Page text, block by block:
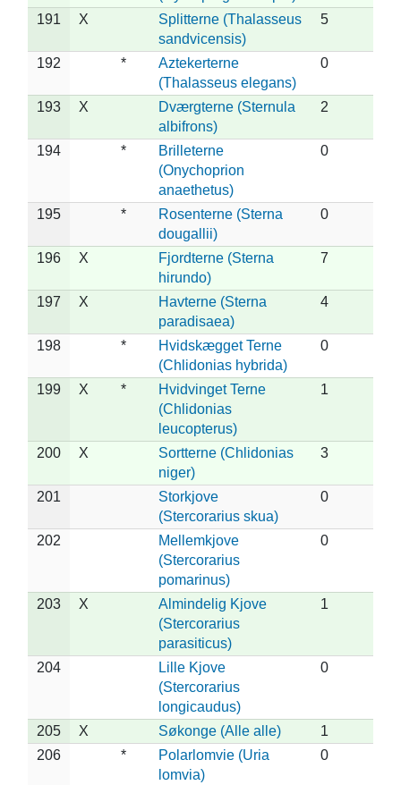
191
X
Splitterne (Thalasseus
sandvicensis)
5
192 *
Aztekerterne
(Thalasseus elegans)
0
193 X
Dværgterne (Sternula
albifrons)
2
194 *
Brilleterne
(Onychoprion
anaethetus)
0
195 *
Rosenterne (Sterna
dougallii)
0
196 X
Fjordterne (Sterna
hirundo)
7
197 X
Havterne (Sterna
paradisaea)
4
198 *
Hvidskægget Terne
(Chlidonias hybrida)
0
199 X *
Hvidvinget Terne
(Chlidonias
leucopterus)
1
200 X
Sortterne (Chlidonias
niger)
3
201
Storkjove
(Stercorarius skua)
0
202
Mellemkjove
(Stercorarius
pomarinus)
0
203 X
Almindelig Kjove
(Stercorarius
parasiticus)
1
204
Lille Kjove
(Stercorarius
longicaudus)
0
205 X Søkonge (Alle alle)
1
206
*
Polarlomvie (Uria
lomvia)
0